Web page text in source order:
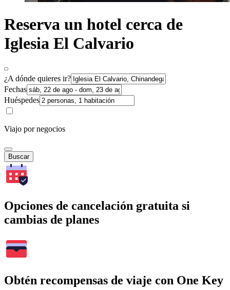
Reserva un hotel cerca de
Iglesia El Calvario
¿A dónde quieres ir?
Fechas
Huéspedes
Viajo por negocios
Buscar
Opciones de cancelación gratuita si
cambias de planes
Obtén recompensas de viaje con One Key